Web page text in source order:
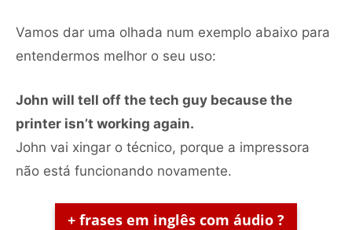
Vamos dar uma olhada num exemplo abaixo para
entendermos melhor o seu uso:
John will tell off the tech guy because the
printer isn’t working again.
John vai xingar o técnico, porque a impressora
não está funcionando novamente.
+ frases em inglês com áudio ?